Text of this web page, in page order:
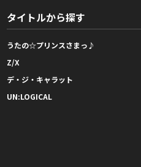
タイトルから探す
うたの☆プリンスさまっ♪
Z/X
デ・ジ・キャラット
UN:LOGICAL